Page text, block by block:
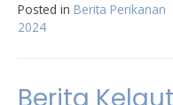
Posted in Berita Perikanan
2024